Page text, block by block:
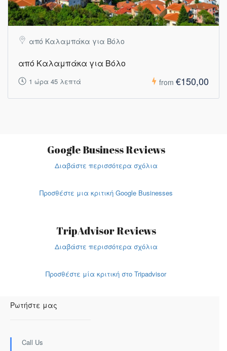
από Καλαμπάκα για Βόλο
από Καλαμπάκα για Βόλο
1 ώρα 45 λεπτά from €150,00
Google Business Reviews
Διαβάστε περισσότερα σχόλια
Προσθέστε μια κριτική Google Businesses
TripAdvisor Reviews
Διαβάστε περισσότερα σχόλια
Προσθέστε μία κριτική στο Tripadvisor
Ρωτήστε μας
Call Us